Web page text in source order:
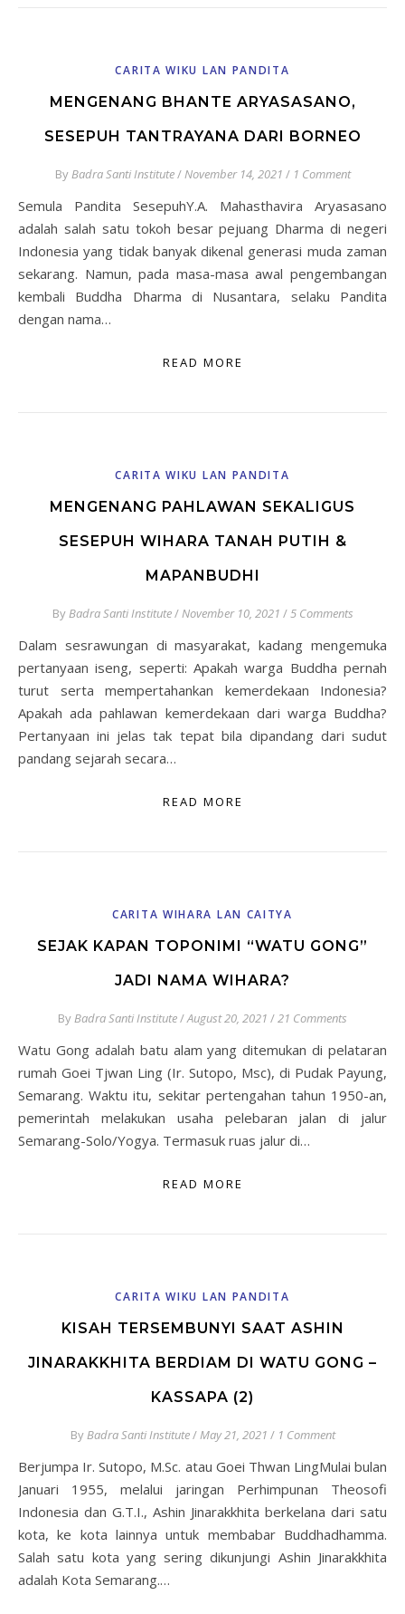
CARITA WIKU LAN PANDITA
MENGENANG BHANTE ARYASASANO,
SESEPUH TANTRAYANA DARI BORNEO
ByBadra Santi Institute/November 14, 2021 / 1 Comment
Semula Pandita SesepuhY.A. Mahasthavira Aryasasano
adalah salah satu tokoh besar pejuang Dharma di negeri
Indonesia yang tidak banyak dikenal generasi muda zaman
sekarang. Namun, pada masa-masa awal pengembangan
kembali Buddha Dharma di Nusantara, selaku Pandita
dengan nama…
READ MORE
CARITA WIKU LAN PANDITA
MENGENANG PAHLAWAN SEKALIGUS
SESEPUH WIHARA TANAH PUTIH &
MAPANBUDHI
ByBadra Santi Institute/November 10, 2021 /5 Comments
Dalam sesrawungan di masyarakat, kadang mengemuka
pertanyaan iseng, seperti: Apakah warga Buddha pernah
turut serta mempertahankan kemerdekaan Indonesia?
Apakah ada pahlawan kemerdekaan dari warga Buddha?
Pertanyaan ini jelas tak tepat bila dipandang dari sudut
pandang sejarah secara…
READ MORE
CARITA WIHARA LAN CAITYA
SEJAK KAPAN TOPONIMI “WATU GONG”
JADI NAMA WIHARA?
ByBadra Santi Institute/August 20, 2021 /21 Comments
Watu Gong adalah batu alam yang ditemukan di pelataran
rumah Goei Tjwan Ling (Ir. Sutopo, Msc), di Pudak Payung,
Semarang. Waktu itu, sekitar pertengahan tahun 1950-an,
pemerintah melakukan usaha pelebaran jalan di jalur
Semarang-Solo/Yogya. Termasuk ruas jalur di…
READ MORE
CARITA WIKU LAN PANDITA
KISAH TERSEMBUNYI SAAT ASHIN
JINARAKKHITA BERDIAM DI WATU GONG –
KASSAPA (2)
ByBadra Santi Institute/May 21, 2021 / 1 Comment
Berjumpa Ir. Sutopo, M.Sc. atau Goei Thwan LingMulai bulan
Januari 1955, melalui jaringan Perhimpunan Theosofi
Indonesia dan G.T.I., Ashin Jinarakkhita berkelana dari satu
kota, ke kota lainnya untuk membabar Buddhadhamma.
Salah satu kota yang sering dikunjungi Ashin Jinarakkhita
adalah Kota Semarang.…